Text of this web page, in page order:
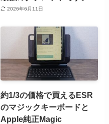
2026年6月11日
約1/3の価格で買えるESR
のマジックキーボードと
Apple純正Magic